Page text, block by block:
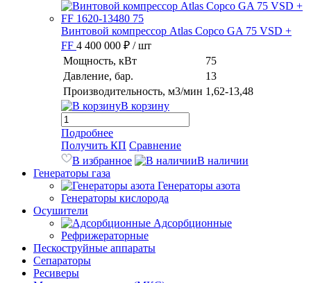
Винтовой компрессор Atlas Copco GA 75 VSD +
FF 4 400 000 ₽ / шт
Мощность, кВт
75
Давление, бар.
13
Производительность, м3/мин 1,62-13,48
В корзину
Подробнее
Получить КП Сравнение
В избранное
В наличии
Генераторы газа
Генераторы азота
Генераторы кислорода
Осушители
Адсорбционные
Рефрижераторные
Пескоструйные аппараты
Сепараторы
Ресиверы